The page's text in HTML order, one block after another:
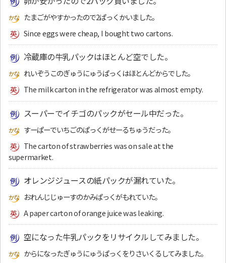
たまごがやすかったので2ぱっくかいました。
Since eggs were cheap, I bought two cartons.
冷蔵庫の牛乳パックはほとんど空でした。
れいぞうこのぎゅうにゅうぱっくはほとんどからでした。
The milk carton in the refrigerator was almost empty.
スーパーでイチゴのパックがセール中だった。
すーぱーでいちごのぱっくがせーるちゅうだった。
The carton of strawberries was on sale at the
supermarket.
オレンジジュースの紙パックが漏れていた。
おれんじじゅーすのかみぱっくがもれていた。
A paper carton of orange juice was leaking.
空になった牛乳パックをリサイクルしてみました。
からになったぎゅうにゅうぱっくをりさいくるしてみました。